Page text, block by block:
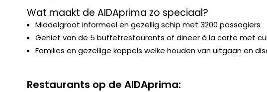
Wat maakt de AIDAprima zo speciaal?
Middelgroot informeel en gezellig schip met 3200 passagiers
Geniet van de 5 buffetrestaurants of dineer à la carte met
Families en gezellige koppels welke houden van uitgaan en
Restaurants op de AIDAprima: